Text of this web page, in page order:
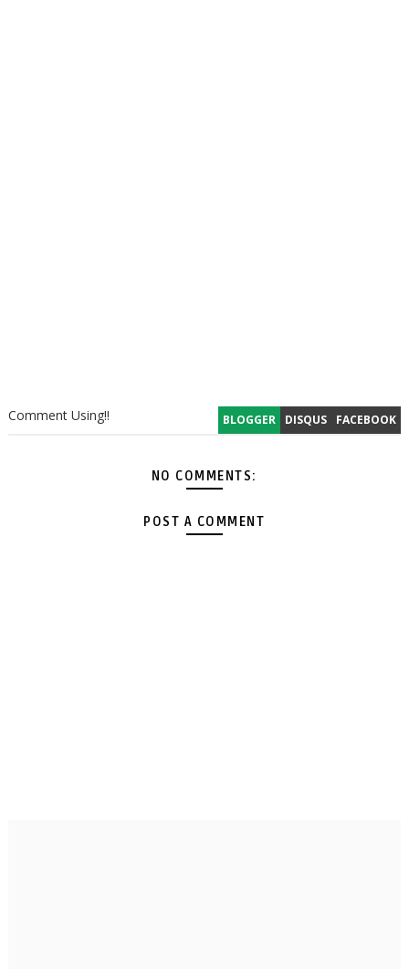
BLOGGER DISQUS FACEBOOK
Comment Using!!
NO COMMENTS:
POST A COMMENT